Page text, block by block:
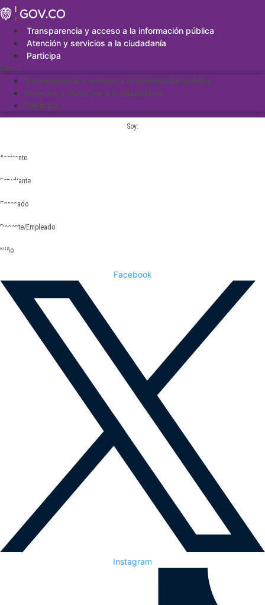
Saltar
al
contenidoTransparencia y acceso a la información pública
Atención y servicios a la ciudadanía
Participa
Menu
Transparencia y acceso a la información pública
Atención y servicios a la ciudadanía
Participa
Soy:
Aspirante
Estudiante
Egresado
Docente/Empleado
Niño
Facebook
Instagram